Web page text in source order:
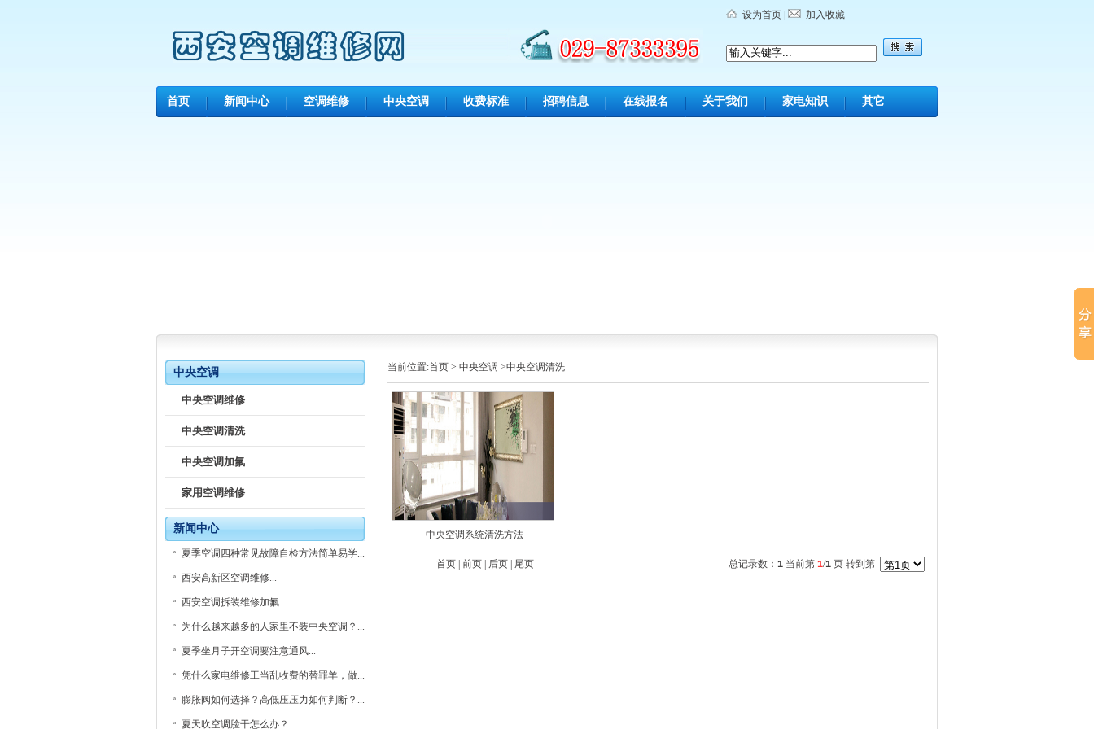
设为首页 加入收藏
首页 新闻中心 空调维修 中央空调 收费标准 招聘信息 在线报名 关于我们 家电知识 其它
中央空调
中央空调维修
中央空调清洗
中央空调加氟
家用空调维修
新闻中心
夏季空调四种常见故障自检方法简单易学...
西安高新区空调维修...
西安空调拆装维修加氟...
为什么越来越多的人家里不装中央空调？...
夏季坐月子开空调要注意通风...
凭什么家电维修工当乱收费的替罪羊，做...
膨胀阀如何选择？高低压压力如何判断？...
夏天吹空调脸干怎么办？...
当前位置:首页 > 中央空调 >中央空调清洗
中央空调系统清洗方法
首页 | 前页 | 后页 | 尾页 总记录数： 1 当前第 1/1 页 转到第